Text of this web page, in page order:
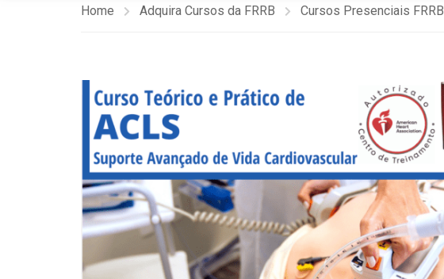
Home Adquira Cursos da FRRB Cursos Presenciais FRRB